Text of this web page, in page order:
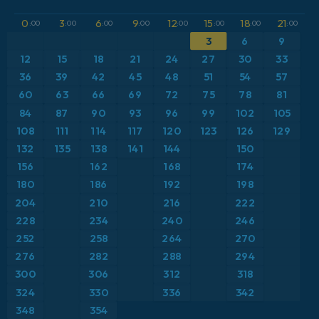
ICON Alemania 2 km
Caribe
Escandinavia
Estados Unidos
Europa
Francia
Grecia
Islandia
Anomalía de temperatura a 850 hPa
CAPE
Presión
Punto de rocío a 2 m
Ráfagas de Viento Máximas
Ráfagas de viento
Temperatura a 2 m
0 :00 3:00 6:00 9:00 12:00 15 :00 18:00 21:00
3 6 9
12 15 18 21 24 27 30
33
36
39 42 45 48 51 54
57
60
63 66 69 72 75 78
81
84
87 90 93 96 99 102
105
108
111 114 117 120 123 126
129
132
135 138 141 144 150
156 162 168 174
180 186 192
198
204
210 216
222
228
234 240
246
252
258 264 270
276 282 288 294
300 306 312
318
324
330 336
342
348
354